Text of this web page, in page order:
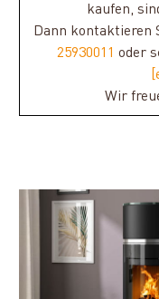
kaufen,
Dann kontaktieren
25930011 oder
Wir